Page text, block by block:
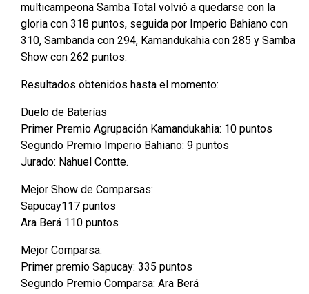
multicampeona Samba Total volvió a quedarse con la
gloria con 318 puntos, seguida por Imperio Bahiano con
310, Sambanda con 294, Kamandukahia con 285 y Samba
Show con 262 puntos.
Resultados obtenidos hasta el momento:
Duelo de Baterías
Primer Premio Agrupación Kamandukahia: 10 puntos
Segundo Premio Imperio Bahiano: 9 puntos
Jurado: Nahuel Contte.
Mejor Show de Comparsas:
Sapucay117 puntos
Ara Berá 110 puntos
Mejor Comparsa:
Primer premio Sapucay: 335 puntos
Segundo Premio Comparsa: Ara Berá